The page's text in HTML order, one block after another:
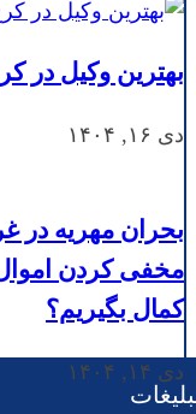
بهترین وکیل در
دی ۱۶, ۱۴۰۴
بحران مهریه در
مخفی کردن
کمال بگیریم؟
دی ۱۴, ۱۴۰۴